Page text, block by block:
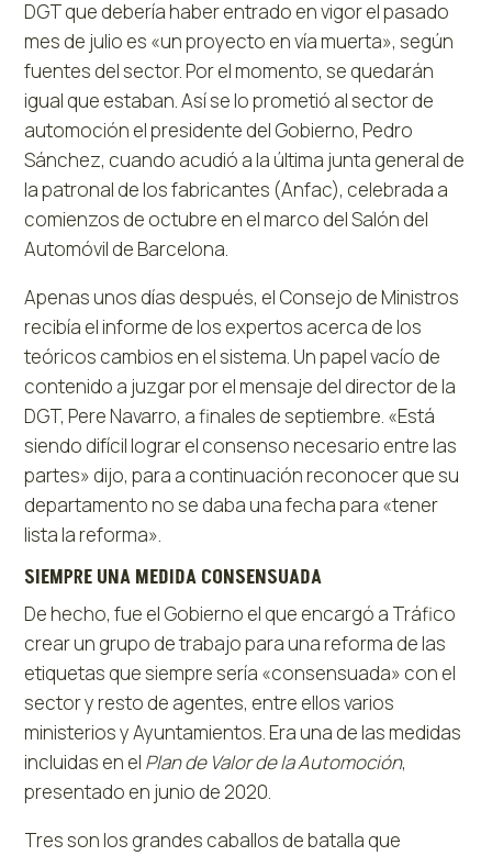
DGT que debería haber entrado en vigor el pasado
mes de julio es «un proyecto en vía muerta», según
fuentes del sector. Por el momento, se quedarán
igual que estaban. Así se lo prometió al sector de
automoción el presidente del Gobierno, Pedro
Sánchez, cuando acudió a la última junta general de
la patronal de los fabricantes (Anfac), celebrada a
comienzos de octubre en el marco del Salón del
Automóvil de Barcelona.
Apenas unos días después, el Consejo de Ministros
recibía el informe de los expertos acerca de los
teóricos cambios en el sistema. Un papel vacío de
contenido a juzgar por el mensaje del director de la
DGT, Pere Navarro, a finales de septiembre. «Está
siendo difícil lograr el consenso necesario entre las
partes» dijo, para a continuación reconocer que su
departamento no se daba una fecha para «tener
lista la reforma».
SIEMPRE UNA MEDIDA CONSENSUADA
De hecho, fue el Gobierno el que encargó a Tráfico
crear un grupo de trabajo para una reforma de las
etiquetas que siempre sería «consensuada» con el
sector y resto de agentes, entre ellos varios
ministerios y Ayuntamientos. Era una de las medidas
incluidas en el Plan de Valor de la Automoción,
presentado en junio de 2020.
Tres son los grandes caballos de batalla que